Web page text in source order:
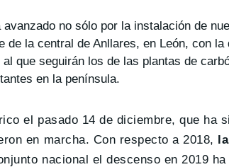
no sólo por la instalación de
la central de Anllares, en León, con
que seguirán los de las plantas de
en la península.
el pasado 14 de diciembre, que ha
en marcha. Con respecto a 2018,
nacional el descenso en 2019